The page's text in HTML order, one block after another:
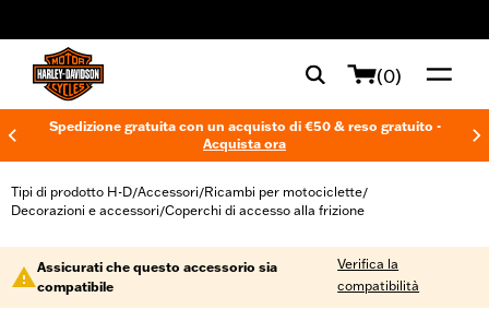
(0)
Spedizione gratuita con un acquisto di €50 & reso gratuito -
Acquista ora
Tipi di prodotto H-D/Accessori/Ricambi per motociclette/
Decorazioni e accessori/Coperchi di accesso alla frizione
Assicurati che questo accessorio sia
compatibile
Verifica la
compatibilità